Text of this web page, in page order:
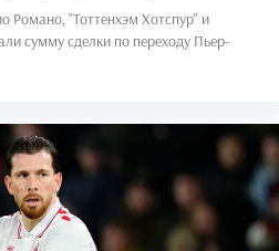
Романо, "Тоттенхэм Хотспур" и
сумму сделки по переходу Пьер-